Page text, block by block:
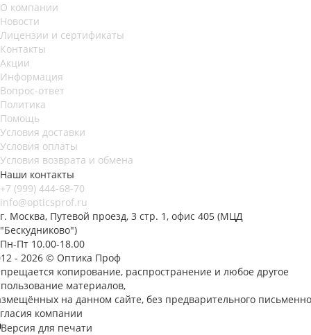
О компании
Новости
Лицензии и сертификаты
Контакты
Акции
Информация
Вопрос-ответ
Политика
Помощь
Условия доставки
Условия оплаты
Условия возврата и обмена
Наши контакты
+7 (999) 444-68-70
info@opticsprof.ru
г. Москва, Путевой проезд, 3 стр. 1, офис 405 (МЦД
"Бескудниково")
Пн-Пт 10.00-18.00
- 2026 © Оптика Проф
копирование, распространение и любое другое
материалов,
на данном сайте, без предварительного
компании
Версия для печати